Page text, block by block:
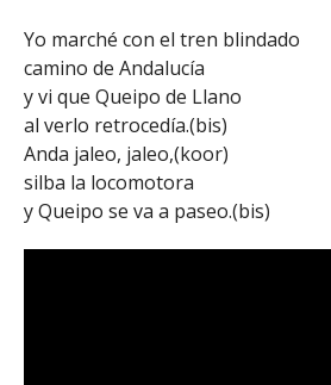
Yo marché con el tren blindado
camino de Andalucía
y vi que Queipo de Llano
al verlo retrocedía.(bis)
Anda jaleo, jaleo,(koor)
silba la locomotora
y Queipo se va a paseo.(bis)